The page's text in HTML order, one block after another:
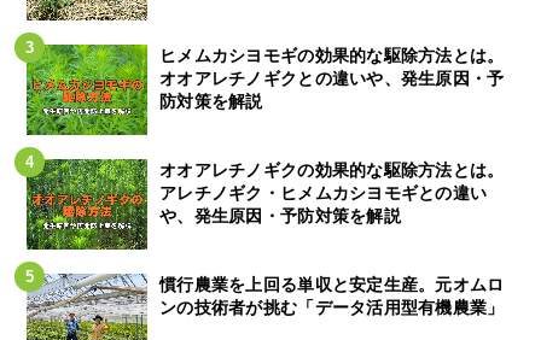
ヒメムカシヨモギの効果的な駆除方法とは。
オオアレチノギクとの違いや、発生原因・予
防対策を解説
オオアレチノギクの効果的な駆除方法とは。
アレチノギク・ヒメムカシヨモギとの違い
や、発生原因・予防対策を解説
慣行農業を上回る単収と安定生産。元オムロ
ンの技術者が挑む「データ活用型有機農業」